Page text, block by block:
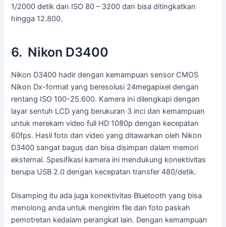
1/2000 detik dan ISO 80 – 3200 dan bisa ditingkatkan
hingga 12.800.
6. Nikon D3400
Nikon D3400 hadir dengan kemampuan sensor CMOS
Nikon Dx-format yang beresolusi 24megapixel dengan
rentang ISO 100-25.600. Kamera ini dilengkapi dengan
layar sentuh LCD yang berukuran 3 inci dan kemampuan
untuk merekam video full HD 1080p dengan kecepatan
60fps. Hasil foto dan video yang ditawarkan oleh Nikon
D3400 sangat bagus dan bisa disimpan dalam memori
eksternal. Spesifikasi kamera ini mendukung konektivitas
berupa USB 2.0 dengan kecepatan transfer 480/detik.
Disamping itu ada juga konektivitas Bluetooth yang bisa
menolong anda untuk mengirim file dan foto paskah
pemotretan kedalam perangkat lain. Dengan kemampuan